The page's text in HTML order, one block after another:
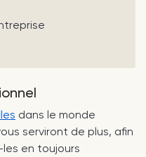
dans le monde
serviront de plus, afin
les en toujours